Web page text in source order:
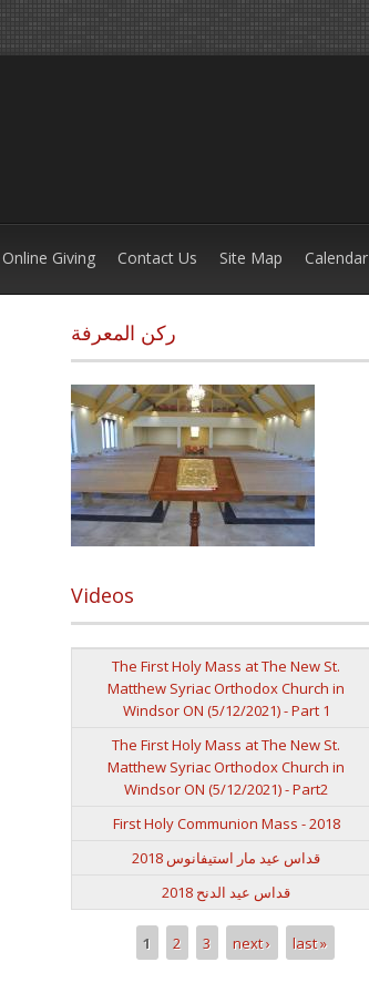
Online Giving Contact Us Site Map Calendar
ركن المعرفة
Videos
The First Holy Mass at The New St.
Matthew Syriac Orthodox Church in
Windsor ON (5/12/2021) - Part 1
The First Holy Mass at The New St.
Matthew Syriac Orthodox Church in
Windsor ON (5/12/2021) - Part2
First Holy Communion Mass - 2018
قداس عيد مار استيفانوس 2018
قداس عيد الدنح 2018
Pages1 2 3 next › last »